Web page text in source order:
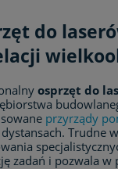
do
osprzęt do
przyrządy
Trudne
zadań i pozwala w